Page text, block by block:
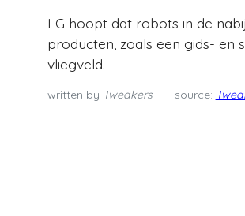
LG hoopt dat robots in de
producten, zoals een gids-
vliegveld.
written by Tweakers source: